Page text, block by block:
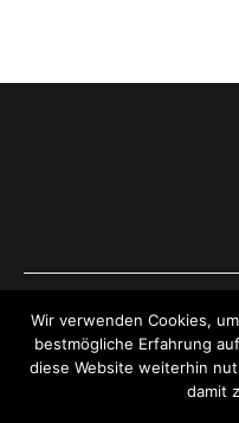
Copyright © 2026
Theme:Cenote by
Wir verwenden Cookies,
bestmögliche Erfahrung
diese Website weiterhin
damit